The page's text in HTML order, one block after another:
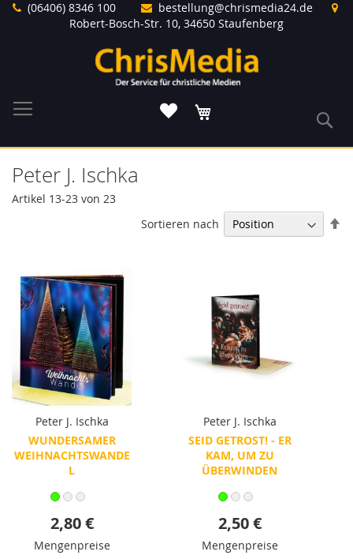
Direkt(06406) 8346 100
bestellung@chrismedia24.de
Robert-Bosch-Str. 10, 34650 Staufenberg
Peter J. Ischka
Artikel 13-23 von 23
Sortieren nach
Peter J. Ischka
WUNDERSAMER
WEIHNACHTSWANDE
L
2,80 €
Mengenpreise
Peter J. Ischka
SEID GETROST! - ER
KAM, UM ZU
ÜBERWINDEN
2,50 €
Mengenpreise